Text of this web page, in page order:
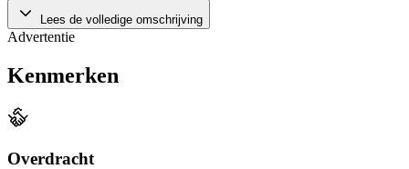
Lees de volledige omschrijving
Advertentie
Kenmerken
Overdracht